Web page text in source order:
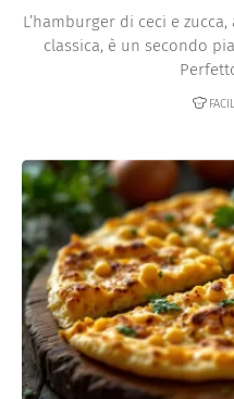
L’hamburger di ceci e
classica, è un secondo